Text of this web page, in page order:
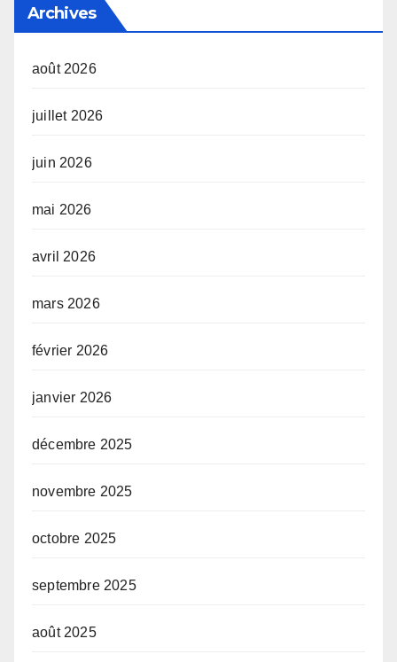
Archives
août 2026
juillet 2026
juin 2026
mai 2026
avril 2026
mars 2026
février 2026
janvier 2026
décembre 2025
novembre 2025
octobre 2025
septembre 2025
août 2025